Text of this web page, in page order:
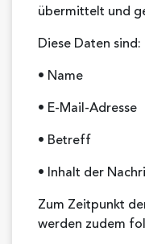
übermittelt und
Diese Daten sind:
• Name
• E-Mail-Adresse
• Betreff
• Inhalt der
Zum Zeitpunkt
werden zudem